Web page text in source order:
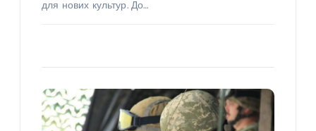
для нових культур. До…